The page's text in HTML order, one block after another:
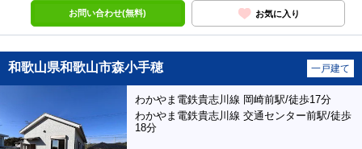
お問い合わせ(無料) お気に入り
和歌山県和歌山市森小手穂 一戸建て
わかやま電鉄貴志川線 岡崎前駅/徒歩17分
わかやま電鉄貴志川線 交通センター前駅/徒歩
18分